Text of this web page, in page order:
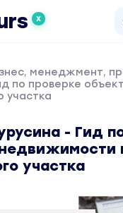
X
менеджмент,
по проверке
участка
- Гид
участка